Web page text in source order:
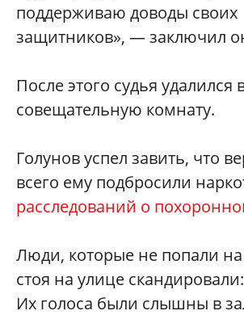
поддерживаю доводы своих
защитников», — заключил
После этого судья удалился
совещательную комнату.
Голунов успел завить, что
всего ему подбросили
расследований о
Люди, которые не попали на
стоя на улице
Их голоса были слышны в